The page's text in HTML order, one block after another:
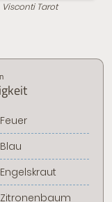
Visconti Tarot
Feuer
Blau
Engelskraut
Zitronenbaum